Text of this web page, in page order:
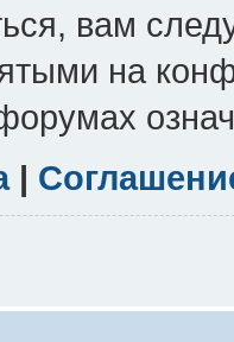
вам
на
|